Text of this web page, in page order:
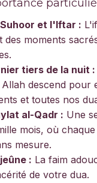
et l'Iftar :
des moments
tiers de la nuit :
descend pour
et toutes nos
al-Qadr : Une
mois, où
mesure.
: La faim
de votre dua.